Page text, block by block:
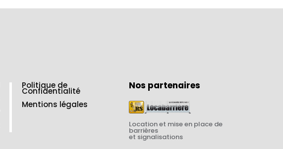
Politique de
Confidentialité
Mentions légales
Nos partenaires
Location et mise en place de
barrières
et signalisations